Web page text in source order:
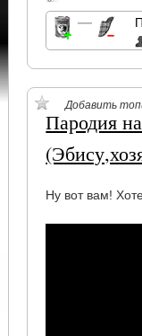
—
Добавить
Пародия
Ну вот вам!